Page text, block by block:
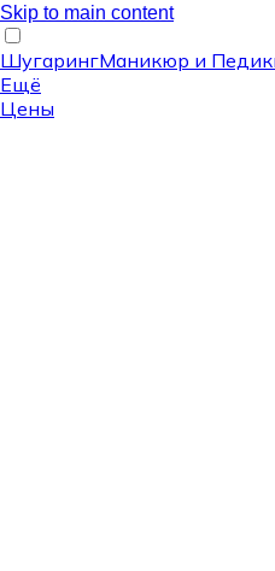
Skip to main content
ШугарингМаникюр и
Ещё
Цены